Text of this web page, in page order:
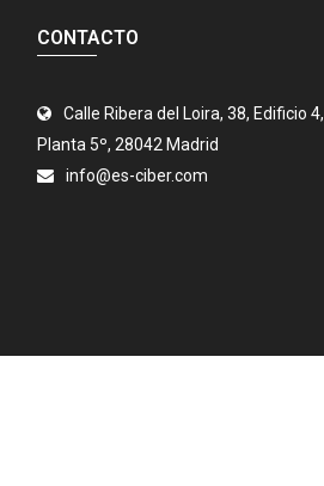
CONTACTO
Calle Ribera del Loira, 38, Edificio 4,
Planta 5º, 28042 Madrid
info@es-ciber.com